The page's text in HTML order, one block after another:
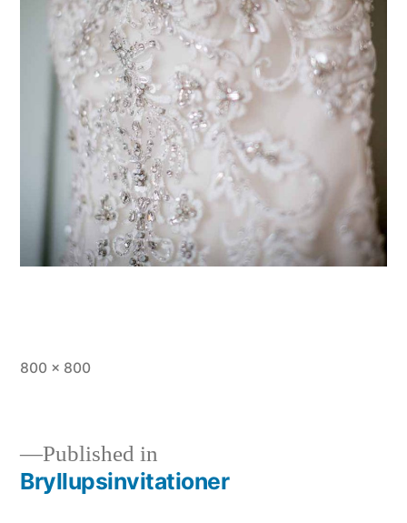
Full
800 × 800
Indlægsnavigation
Published in
Bryllupsinvitationer